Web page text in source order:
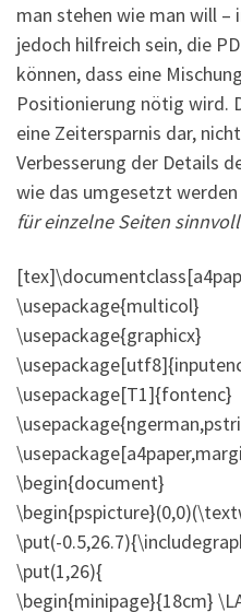
man stehen wie man will –
jedoch hilfreich sein, die
können, dass eine
Positionierung nötig wird.
eine Zeitersparnis dar,
Verbesserung der Details
wie das umgesetzt
für einzelne Seiten sinnvoll
\usepackage{multicol}
\usepackage{graphicx}
\usepackage[T1]{fontenc}
\begin{document}
\put(-
\put(1,26){
\begin{minipage}{18cm}